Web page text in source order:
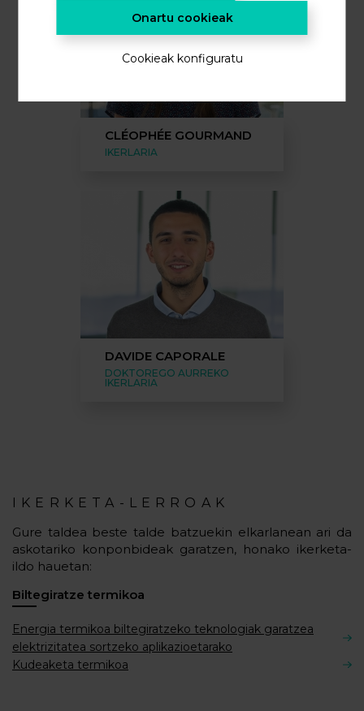
CLÉOPHÉE GOURMAND
IKERLARIA
DAVIDE CAPORALE
DOKTOREGO AURREKO
IKERLARIA
IKERKETA-LERROAK
Gure taldea beste talde batzuekin elkarlanean ari da
askotariko konponbideak garatzen, honako ikerketa-
ildo hauetan:
Biltegiratze termikoa
Energia termikoa biltegiratzeko teknologiak garatzea
elektrizitatea sortzeko aplikazioetarako
Kudeaketa termikoa
Onartu cookieak
Cookieak konfiguratu